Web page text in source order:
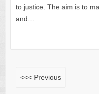
to justice. The aim is to
and…
<<< Previous